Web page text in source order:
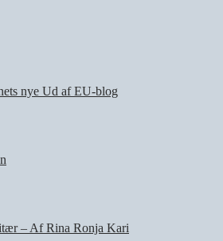
nye Ud af EU-blog
– Af Rina Ronja Kari